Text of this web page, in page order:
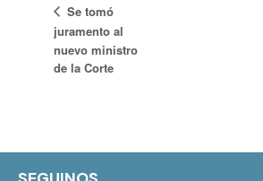
Se tomó
juramento al
nuevo ministro
de la Corte